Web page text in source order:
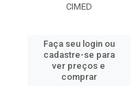
CIMED
Faça seu login ou
cadastre-se para
ver preços e
comprar